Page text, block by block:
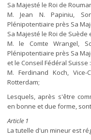
Sa Majesté le Roi de
M. Jean N. Papiniu,
Plénipotentiaire près Sa
Sa Majesté le Roi de
M. le Comte Wrangel,
Plénipotentiaire près Sa
et le Conseil Fédéral Suisse :
M. Ferdinand Koch,
Rotterdam;
Lesquels, après s'être
en bonne et due forme,
Article 1
La tutelle d'un mineur est